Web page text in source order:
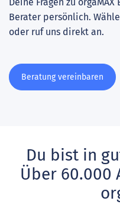
Deine Fragen zu
Berater persönlich.
oder ruf uns direkt an.
Beratung vereinbaren
Du bist in
Über 60.000